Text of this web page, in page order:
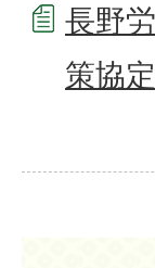
長野
策協